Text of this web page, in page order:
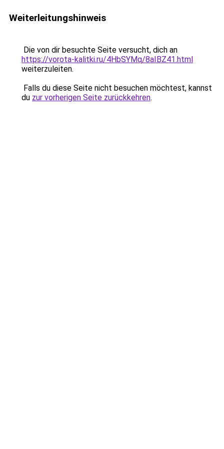
Weiterleitungshinweis
Die von dir besuchte Seite versucht, dich an
https://vorota-kalitki.ru/4HbSYMq/8aIBZ41.html
weiterzuleiten.
Falls du diese Seite nicht besuchen möchtest, kannst
du zur vorherigen Seite zurückkehren.